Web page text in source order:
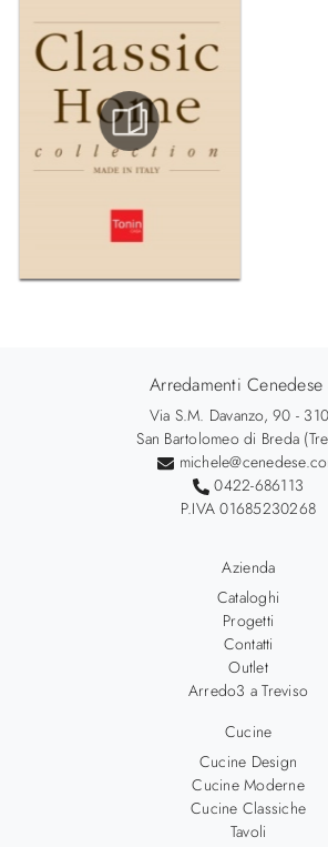
Arredamenti Cenedese
Via S.M. Davanzo, 90 -
San Bartolomeo di Breda
0422-686113
P.IVA 01685230268
Azienda
Cataloghi
Progetti
Contatti
Outlet
Arredo3 a Treviso
Cucine
Cucine Design
Cucine Moderne
Cucine Classiche
Tavoli